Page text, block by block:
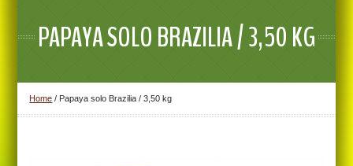
PAPAYA SOLO BRAZILIA / 3,50 KG
Home / Papaya solo Brazilia / 3,50 kg